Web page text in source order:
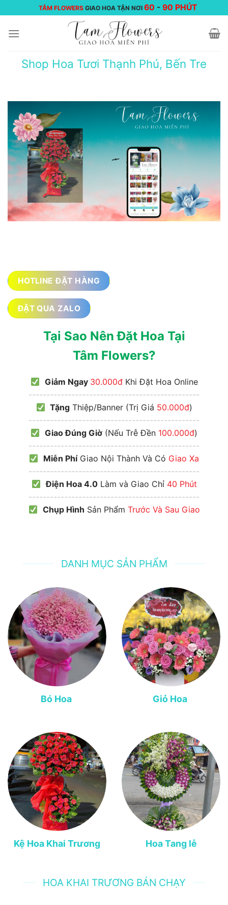
đến
nội
TÂM FLOWERS GIAO HOA TẬN NƠI 60 -90 PHÚT
Shop Hoa Tươi Thạnh Phú, Bến Tre
HOTLINE ĐẶT HÀNG
ĐẶT QUA ZALO
Tại Sao Nên Đặt Hoa Tại
Tâm Flowers?
Giảm Ngay 30.000đKhi Đặt Hoa Online
------------------------------------------------
TặngThiệp/Banner (Trị Giá 50.000đ)
------------------------------------------------
Giao Đúng Giờ (Nếu Trễ Đền 100.000đ)
------------------------------------------------
Miễn PhíGiao Nội Thành Và Có Giao Xa
------------------------------------------------
Điện Hoa 4.0Làm và Giao Chỉ 40 Phút
------------------------------------------------
Chụp Hình Sản Phẩm Trước Và Sau Giao
DANH MỤC SẢN PHẨM
Bó Hoa Giỏ Hoa
Kệ Hoa Khai Trương Hoa Tang lễ
HOA KHAI TRƯƠNG BÁN CHẠY